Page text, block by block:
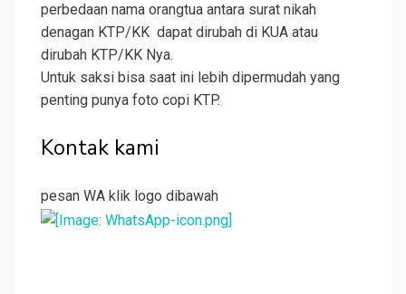
perbedaan nama orangtua antara surat nikah
denagan KTP/KK dapat dirubah di KUA atau
dirubah KTP/KK Nya.
Untuk saksi bisa saat ini lebih dipermudah yang
penting punya foto copi KTP.
Kontak kami
pesan WA klik logo dibawah